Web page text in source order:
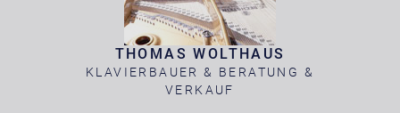
THOMAS WOLTHAUS
KLAVIERBAUER & BERATUNG &
VERKAUF